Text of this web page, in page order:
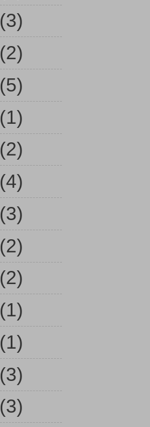
(3)
(2)
(5)
(1)
(2)
(4)
(3)
(2)
(2)
(1)
(1)
(3)
(3)